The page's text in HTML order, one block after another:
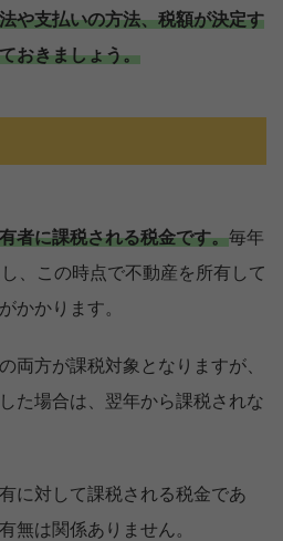
や支払いの方法、税額が決定す
おきましょう。
者に課税される税金です。毎年
、この時点で不動産を所有して
かかります。
両方が課税対象となりますが、
た場合は、翌年から課税されな
に対して課税される税金であ
無は関係ありません。